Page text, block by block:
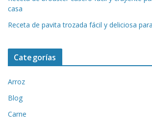
casa
Receta de pavita trozada fácil y deliciosa
Categorías
Arroz
Blog
Carne